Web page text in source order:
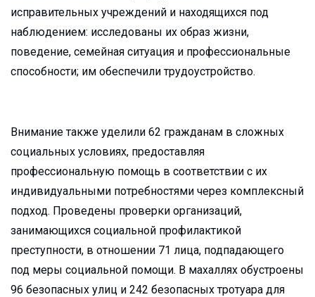
исправительных учреждений и находящихся под
наблюдением: исследованы их образ жизни,
поведение, семейная ситуация и профессиональные
способности; им обеспечили трудоустройство.
Внимание также уделили 62 гражданам в сложных
социальных условиях, предоставляя
профессиональную помощь в соответствии с их
индивидуальными потребностями через комплексный
подход. Проведены проверки организаций,
занимающихся социальной профилактикой
преступности, в отношении 71 лица, подпадающего
под меры социальной помощи. В махаллях обустроены
96 безопасных улиц и 242 безопасных тротуара для